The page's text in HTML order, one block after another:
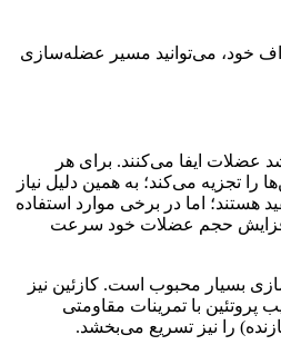
خود، می‌توانید مسیر عضله‌سازی
عضلات ایفا می‌کنند. برای هر
تجزیه می‌کند؛ به همین دلیل نیاز
هستند؛ اما در برخی موارد استفاده
افزایش حجم عضلات خود سرعت
بسیار محبوب است. کازئین نیز
با تمرینات مقاومتی
را نیز تسریع می‌بخشد.